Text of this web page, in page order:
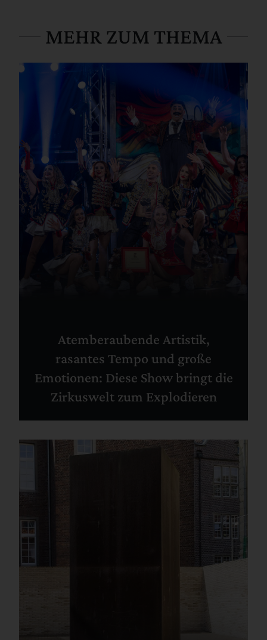
MEHR ZUM THEMA
Atemberaubende Artistik,
rasantes Tempo und große
Emotionen: Diese Show bringt die
Zirkuswelt zum Explodieren